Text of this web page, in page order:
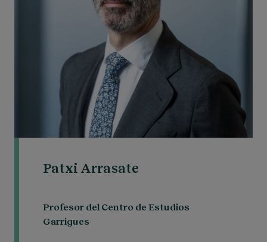
cumplimiento (4h):
Modelo de declaración (GloBE Information
Return)
Experiencia práctica de una multinacional
española
Patxi Arrasate
Profesor del Centro de Estudios
Garrigues